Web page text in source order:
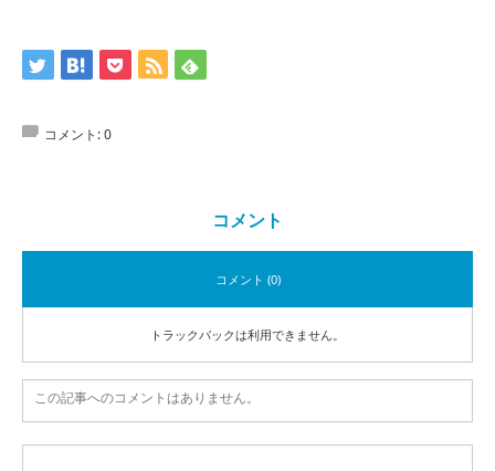
コメント:0
コメント
コメント (0)
トラックバックは利用できません。
この記事へのコメントはありません。